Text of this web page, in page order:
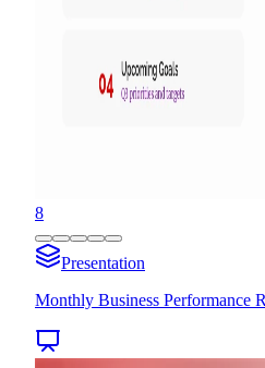
8
Presentation
Monthly Business Performance